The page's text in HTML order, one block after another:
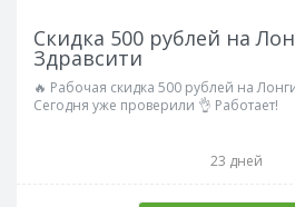
Скидка 500 рублей на
Здравсити
🔥 Рабочая скидка 500 рублей на
Сегодня уже проверили 👌 Работает!
23 дней